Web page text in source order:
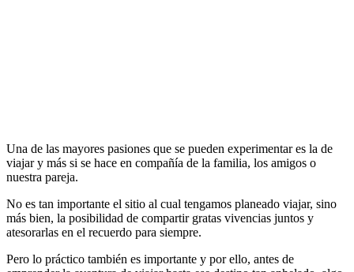
Una de las mayores pasiones que se pueden experimentar es la de
viajar y más si se hace en compañía de la familia, los amigos o
nuestra pareja.
No es tan importante el sitio al cual tengamos planeado viajar, sino
más bien, la posibilidad de compartir gratas vivencias juntos y
atesorarlas en el recuerdo para siempre.
Pero lo práctico también es importante y por ello, antes de